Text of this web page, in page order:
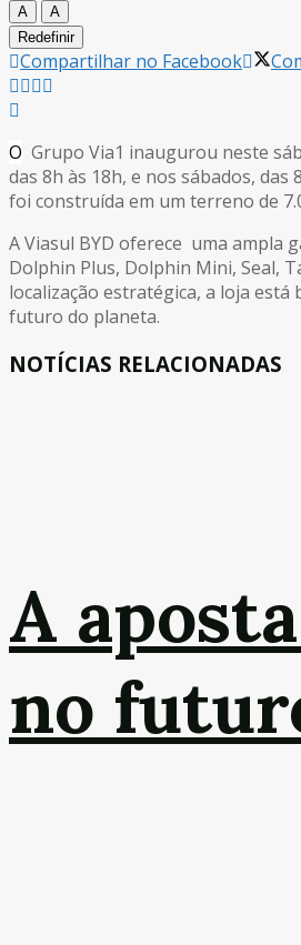
A
A
Redefinir
Compartilhar no Facebook
O Grupo Via1 inaugurou neste
das 8h às 18h, e nos sábados, das
foi construída em um terreno de
A Viasul BYD oferece uma ampla
Dolphin Plus, Dolphin Mini, Seal,
localização estratégica, a loja
futuro do planeta.
NOTÍCIAS RELACIONADAS
A
no